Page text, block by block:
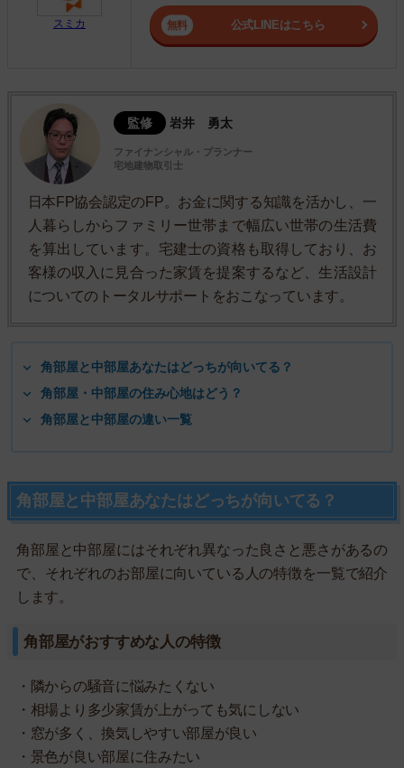
スミカ 公式LINEはこちら
監修 岩井 勇太
ファイナンシャル・プランナー
宅地建物取引士
日本FP協会認定のFP。お金に関する知識を活かし、一
人暮らしからファミリー世帯まで幅広い世帯の生活費
を算出しています。宅建士の資格も取得しており、お
客様の収入に見合った家賃を提案するなど、生活設計
についてのトータルサポートをおこなっています。
角部屋と中部屋あなたはどっちが向いてる？
角部屋・中部屋の住み心地はどう？
角部屋と中部屋の違い一覧
角部屋と中部屋あなたはどっちが向いてる？
角部屋と中部屋にはそれぞれ異なった良さと悪さがあるの
で、それぞれのお部屋に向いている人の特徴を一覧で紹介
します。
角部屋がおすすめな人の特徴
・隣からの騒音に悩みたくない
・相場より多少家賃が上がっても気にしない
・窓が多く、換気しやすい部屋が良い
・景色が良い部屋に住みたい